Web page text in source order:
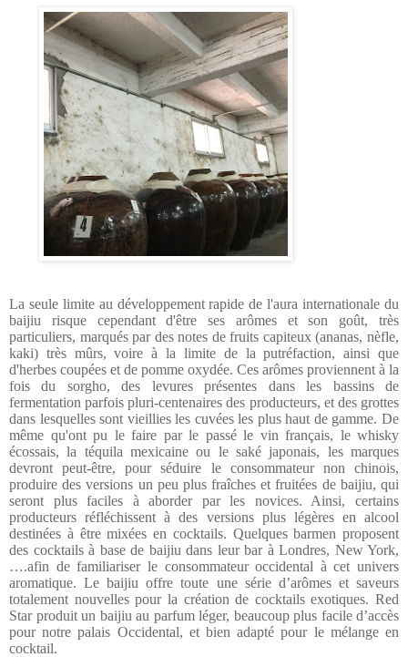
La seule limite au développement rapide de l'aura internationale du
baijiu risque cependant d'être ses arômes et son goût, très
particuliers, marqués par des notes de fruits capiteux (ananas, nèfle,
kaki) très mûrs, voire à la limite de la putréfaction, ainsi que
d'herbes coupées et de pomme oxydée. Ces arômes proviennent à la
fois du sorgho, des levures présentes dans les bassins de
fermentation parfois pluri-centenaires des producteurs, et des grottes
dans lesquelles sont vieillies les cuvées les plus haut de gamme. De
même qu'ont pu le faire par le passé le vin français, le whisky
écossais, la téquila mexicaine ou le saké japonais, les marques
devront peut-être, pour séduire le consommateur non chinois,
produire des versions un peu plus fraîches et fruitées de baijiu, qui
seront plus faciles à aborder par les novices. Ainsi, certains
producteurs réfléchissent à des versions plus légères en alcool
destinées à être mixées en cocktails. Quelques barmen proposent
des cocktails à base de baijiu dans leur bar à Londres, New York,
….afin de familiariser le consommateur occidental à cet univers
aromatique. Le baijiu offre toute une série d’arômes et saveurs
totalement nouvelles pour la création de cocktails exotiques. Red
Star produit un baijiu au parfum léger, beaucoup plus facile d’accès
pour notre palais Occidental, et bien adapté pour le mélange en
cocktail.